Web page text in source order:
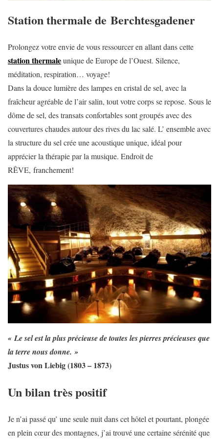
Station thermale de Berchtesgadener
Prolongez votre envie de vous ressourcer en allant dans cette
station thermaleunique de Europe de l’Ouest. Silence,
méditation, respiration… voyage!
Dans la douce lumière des lampes en cristal de sel, avec la
fraîcheur agréable de l’air salin, tout votre corps se repose. Sous le
dôme de sel, des transats confortables sont groupés avec des
couvertures chaudes autour des rives du lac salé. L’ ensemble avec
la structure du sel crée une acoustique unique, idéal pour
apprécier la thérapie par la musique. Endroit de
RÊVE, franchement!
« Le sel est la plus précieuse de toutes les pierres précieuses que
la terre nous donne. »
Justus von Liebig (1803 – 1873)
Un bilan très positif
Je n’ai passé qu’ une seule nuit dans cet hôtel et pourtant, plongée
en plein cœur des montagnes, j’ai trouvé une certaine sérénité que